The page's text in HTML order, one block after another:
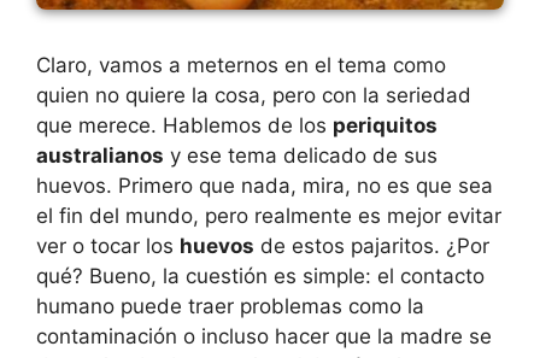
Claro, vamos a meternos en el tema como
quien no quiere la cosa, pero con la seriedad
que merece. Hablemos de los periquitos
australianos y ese tema delicado de sus
huevos. Primero que nada, mira, no es que sea
el fin del mundo, pero realmente es mejor evitar
ver o tocar los huevos de estos pajaritos. ¿Por
qué? Bueno, la cuestión es simple: el contacto
humano puede traer problemas como la
contaminación o incluso hacer que la madre se